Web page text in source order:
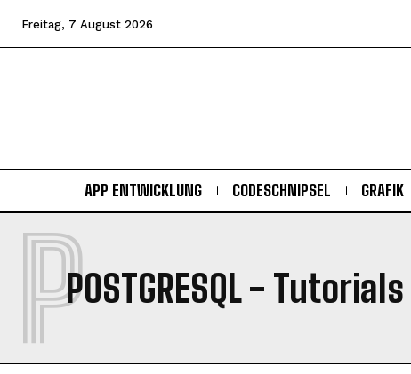
Freitag, 7 August 2026
APP ENTWICKLUNG CODESCHNIPSEL GRAFIK
POSTGRESQL
P - Tutorials